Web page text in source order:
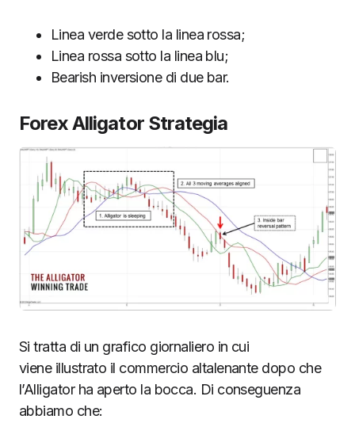
Linea verde sotto la linea rossa;
Linea rossa sotto la linea blu;
Bearish inversione di due bar.
Forex Alligator Strategia
Si tratta di un grafico giornaliero in cui
viene illustrato il commercio altalenante dopo che
l’Alligator ha aperto la bocca. Di conseguenza
abbiamo che: